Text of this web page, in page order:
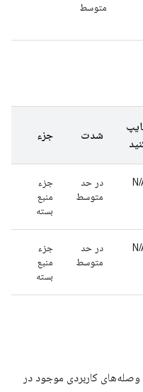
متوسط
شدت جزء
در حد
متوسط
جزء
منبع
بسته
در حد
متوسط
جزء
منبع
بسته
کاربردی موجود در